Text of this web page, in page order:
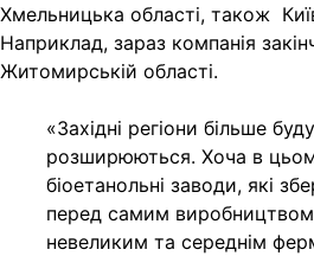
Хмельницька області, також
Наприклад, зараз компанія
Житомирській області.
«Західні регіони більше
розширюються. Хоча в
біоетанольні заводи, які
перед самим
невеликим та середнім